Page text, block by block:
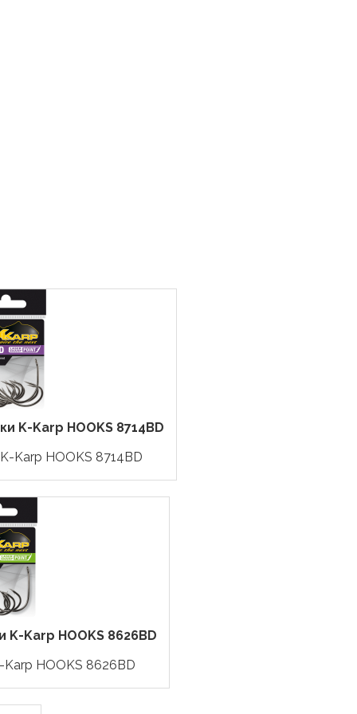
K-Karp HOOKS 8714BD
K-Karp HOOKS 8714BD
K-Karp HOOKS 8626BD
Karp HOOKS 8626BD